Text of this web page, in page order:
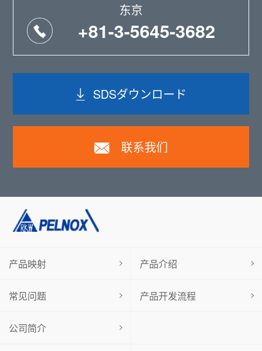
东京
+81-3-5645-3682
SDSダウンロード
联系我们
产品映射 产品介绍
常见问题 产品开发流程
公司简介